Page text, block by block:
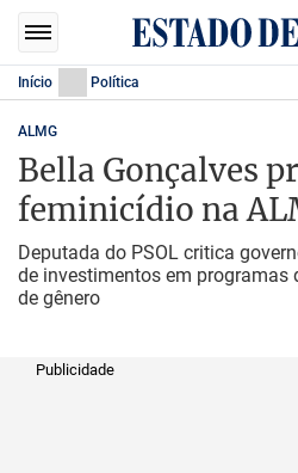
Início Política
ALMG
Bella Gonçalves
feminicídio na
Deputada do PSOL critica
de investimentos em programas
de gênero
Publicidade